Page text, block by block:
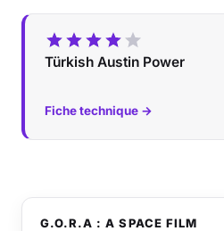
Türkish Austin Power
Fiche technique →
G.O.R.A : A SPACE FILM